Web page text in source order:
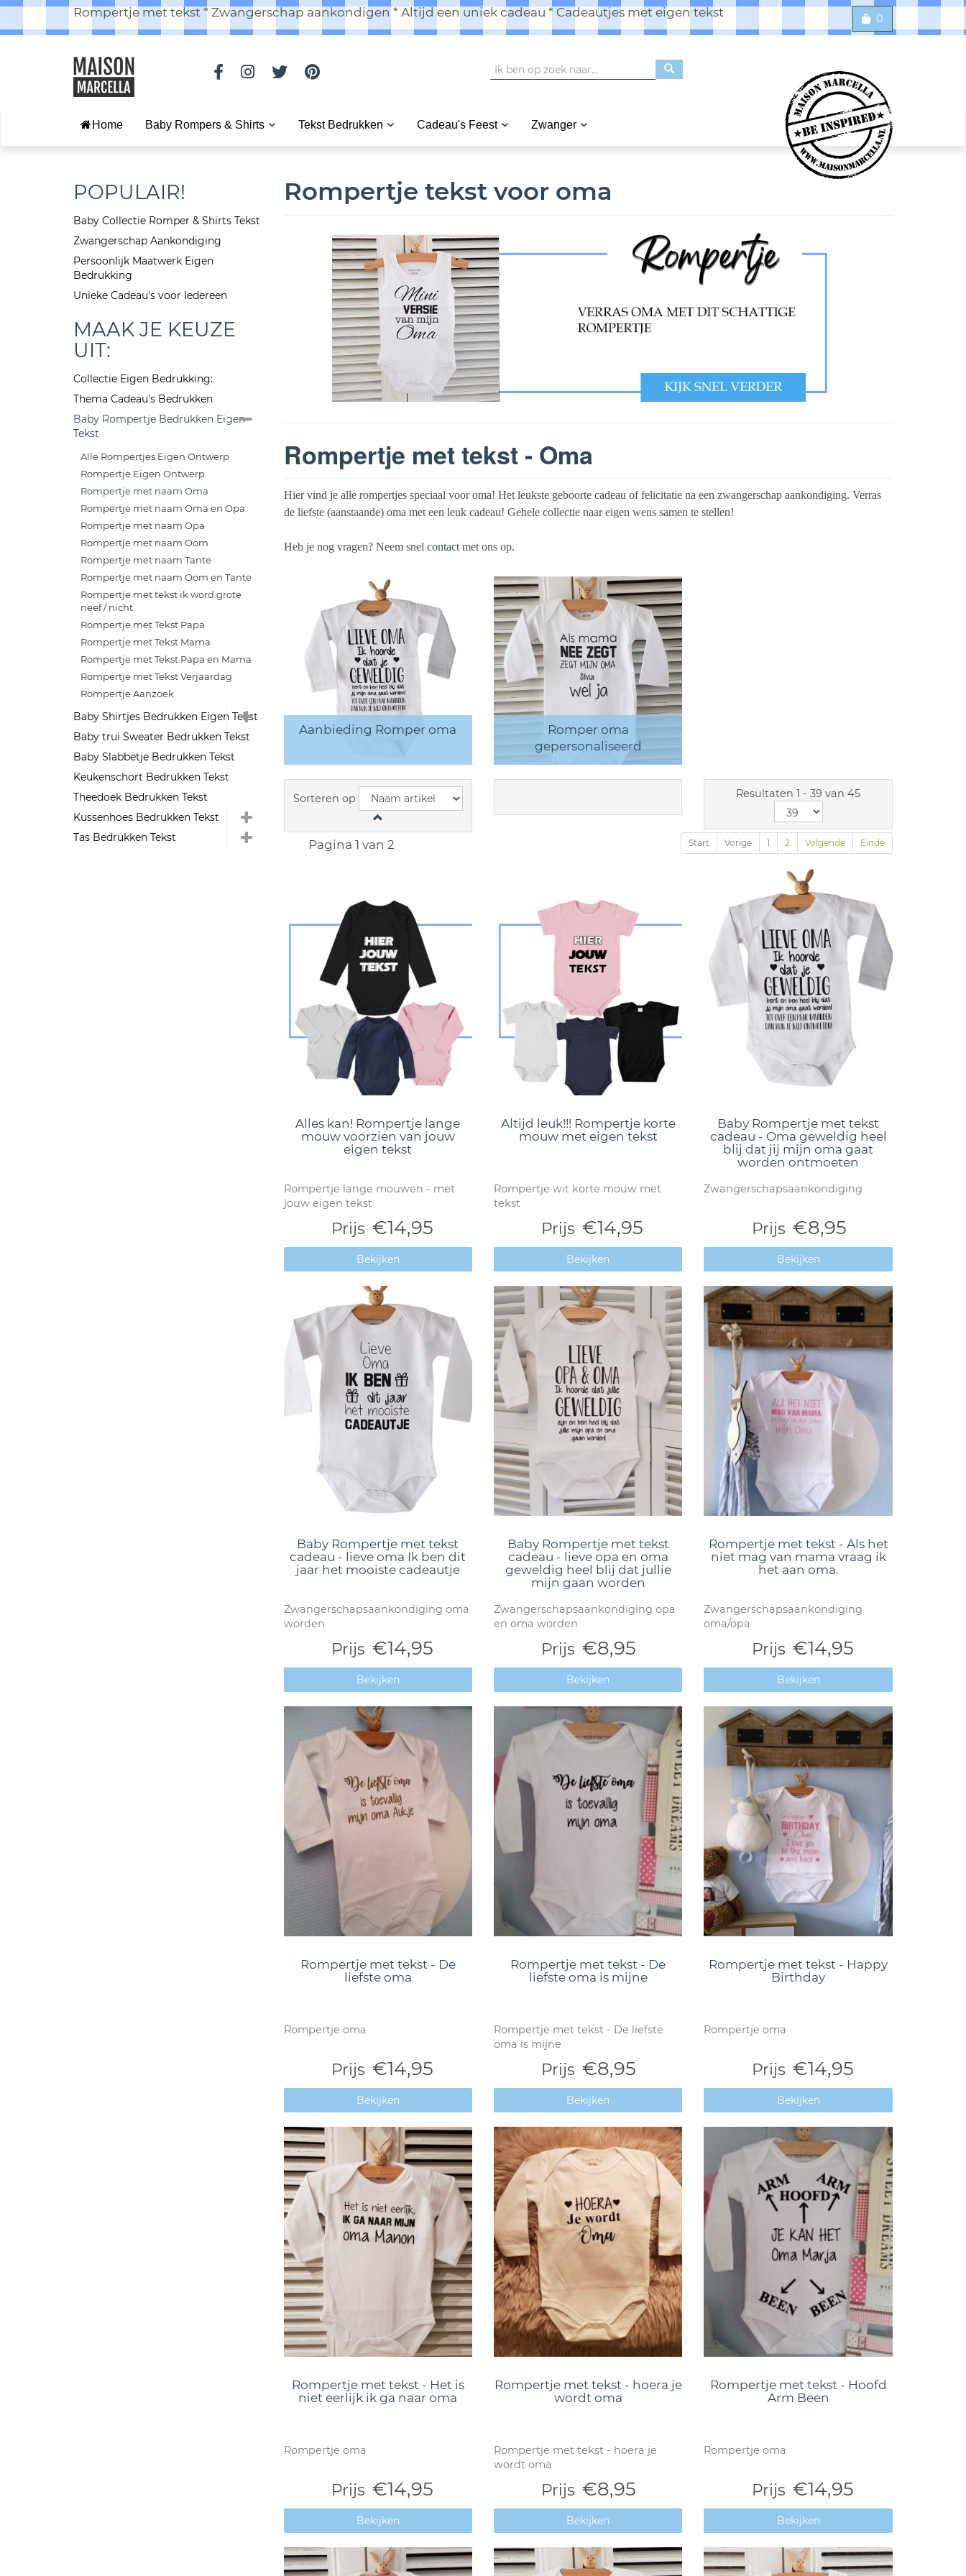
Rompertje met tekst * Zwangerschap aankondigen * Altijd een uniek cadeau * Cadeautjes met eigen tekst 0
Home Baby Rompers & Shirts Tekst Bedrukken Cadeau's Feest Zwanger
Rompertje tekst voor oma
Rompertje met tekst - Oma
Hier vind je alle rompertjes speciaal voor oma! Het leukste geboorte cadeau of felicitatie na een zwangerschap aankondiging. Verras
de liefste (aanstaande) oma met een leuk cadeau! Gehele collectie naar eigen wens samen te stellen!
Heb je nog vragen? Neem snel contact met ons op.
Aanbieding Romper oma
Romper oma
gepersonaliseerd
Sorteren op Resultaten 1 - 39 van 45
Pagina 1 van 2 Start Vorige 1 2 Volgende Einde
Alles kan! Rompertje lange
mouw voorzien van jouw
eigen tekst
Rompertje lange mouwen - met
jouw eigen tekst
Prijs €14,95
Bekijken
Altijd leuk!!! Rompertje korte
mouw met eigen tekst
Rompertje wit korte mouw met
tekst
Prijs €14,95
Bekijken
Baby Rompertje met tekst
cadeau - Oma geweldig heel
blij dat jij mijn oma gaat
worden ontmoeten
Zwangerschapsaankondiging
Prijs €8,95
Bekijken
Baby Rompertje met tekst
cadeau - lieve oma Ik ben dit
jaar het mooiste cadeautje
Zwangerschapsaankondiging oma
worden
Prijs €14,95
Bekijken
Baby Rompertje met tekst
cadeau - lieve opa en oma
geweldig heel blij dat jullie
mijn gaan worden
Zwangerschapsaankondiging opa
en oma worden
Prijs €8,95
Bekijken
Rompertje met tekst - Als het
niet mag van mama vraag ik
het aan oma.
Zwangerschapsaankondiging
oma/opa
Prijs €14,95
Bekijken
Rompertje met tekst - De
liefste oma
Rompertje oma
Prijs €14,95
Bekijken
Rompertje met tekst - De
liefste oma is mijne
Rompertje met tekst - De liefste
oma is mijne
Prijs €8,95
Bekijken
Rompertje met tekst - Happy
Birthday
Rompertje oma
Prijs €14,95
Bekijken
Rompertje met tekst - Het is
niet eerlijk ik ga naar oma
Rompertje oma
Prijs €14,95
Bekijken
Rompertje met tekst - hoera je
wordt oma
Rompertje met tekst - hoera je
wordt oma
Prijs €8,95
Bekijken
Rompertje met tekst - Hoofd
Arm Been
Rompertje oma
Prijs €14,95
Bekijken
POPULAIR!
Baby Collectie Romper & Shirts Tekst
Zwangerschap Aankondiging
Persoonlijk Maatwerk Eigen
Bedrukking
Unieke Cadeau's voor Iedereen
MAAK JE KEUZE
UIT:
Collectie Eigen Bedrukking:
Thema Cadeau's Bedrukken
Baby Rompertje Bedrukken Eigen
Tekst
Alle Rompertjes Eigen Ontwerp
Rompertje Eigen Ontwerp
Rompertje met naam Oma
Rompertje met naam Oma en Opa
Rompertje met naam Opa
Rompertje met naam Oom
Rompertje met naam Tante
Rompertje met naam Oom en Tante
Rompertje met tekst ik word grote
neef / nicht
Rompertje met Tekst Papa
Rompertje met Tekst Mama
Rompertje met Tekst Papa en Mama
Rompertje met Tekst Verjaardag
Rompertje Aanzoek
Baby Shirtjes Bedrukken Eigen Tekst
Baby trui Sweater Bedrukken Tekst
Baby Slabbetje Bedrukken Tekst
Keukenschort Bedrukken Tekst
Theedoek Bedrukken Tekst
Kussenhoes Bedrukken Tekst
Tas Bedrukken Tekst